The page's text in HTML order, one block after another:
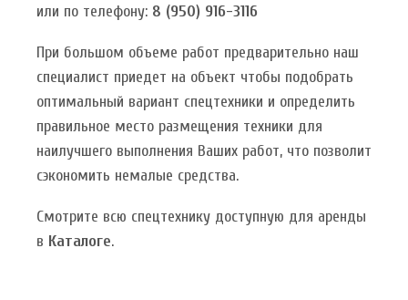
или по телефону: 8 (950) 916-3116
При большом объеме работ предварительно наш
специалист приедет на объект чтобы подобрать
оптимальный вариант спецтехники и определить
правильное место размещения техники для
наилучшего выполнения Ваших работ, что позволит
сэкономить немалые средства.
Смотрите всю спецтехнику доступную для аренды
в Каталоге.